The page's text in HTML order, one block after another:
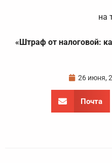
на
«Штраф от налоговой:
26 июня,
Почта